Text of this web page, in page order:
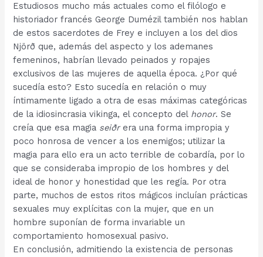
Estudiosos mucho más actuales como el filólogo e
historiador francés George Dumézil también nos hablan
de estos sacerdotes de Frey e incluyen a los del dios
Njörð que, además del aspecto y los ademanes
femeninos, habrían llevado peinados y ropajes
exclusivos de las mujeres de aquella época. ¿Por qué
sucedía esto? Esto sucedía en relación o muy
íntimamente ligado a otra de esas máximas categóricas
de la idiosincrasia vikinga, el concepto del honor. Se
creía que esa magia seiðr era una forma impropia y
poco honrosa de vencer a los enemigos; utilizar la
magia para ello era un acto terrible de cobardía, por lo
que se consideraba impropio de los hombres y del
ideal de honor y honestidad que les regía. Por otra
parte, muchos de estos ritos mágicos incluían prácticas
sexuales muy explícitas con la mujer, que en un
hombre suponían de forma invariable un
comportamiento homosexual pasivo.
En conclusión, admitiendo la existencia de personas